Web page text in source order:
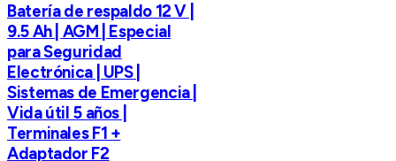
Batería de respaldo 12 V |
9.5 Ah | AGM | Especial
para Seguridad
Electrónica | UPS |
Sistemas de Emergencia |
Vida útil 5 años |
Terminales F1 +
Adaptador F2